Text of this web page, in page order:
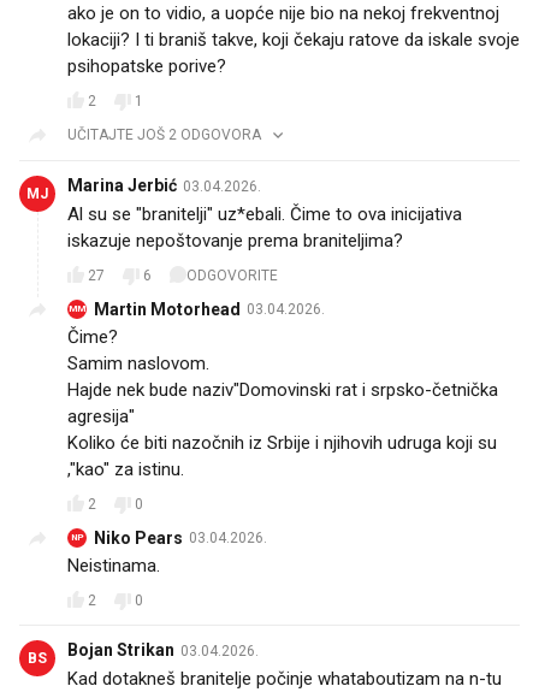
ako je on to vidio, a uopće nije bio na nekoj frekventnoj
lokaciji? I ti braniš takve, koji čekaju ratove da iskale svoje
psihopatske porive?
2
1
UČITAJTE JOŠ 2 ODGOVORA
MJ Marina Jerbić 03.04.2026.
Al su se "branitelji" uz*ebali. Čime to ova inicijativa
iskazuje nepoštovanje prema braniteljima?
27 6 ODGOVORITE
MM Martin Motorhead 03.04.2026.
Čime?
Samim naslovom.
Hajde nek bude naziv"Domovinski rat i srpsko-četnička
agresija"
Koliko će biti nazočnih iz Srbije i njihovih udruga koji su
,"kao" za istinu.
2 0
NP Niko Pears 03.04.2026.
Neistinama.
2 0
BS Bojan Strikan 03.04.2026.
Kad dotakneš branitelje počinje whataboutizam na n-tu